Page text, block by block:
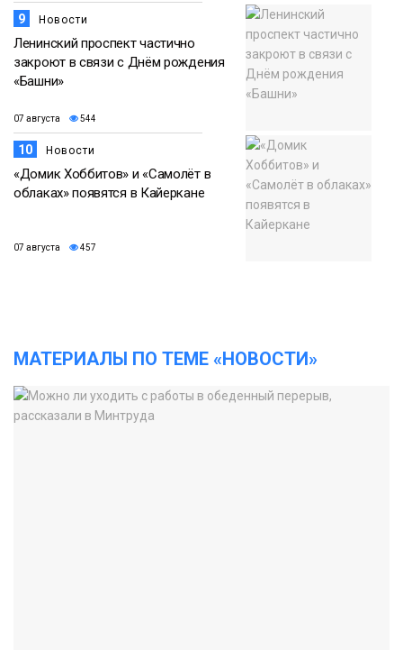
9 Новости
Ленинский проспект частично
закроют в связи с Днём рождения
«Башни»
07 августа 544
10 Новости
«Домик Хоббитов» и «Самолёт в
облаках» появятся в Кайеркане
07 августа 457
МАТЕРИАЛЫ ПО ТЕМЕ «НОВОСТИ»